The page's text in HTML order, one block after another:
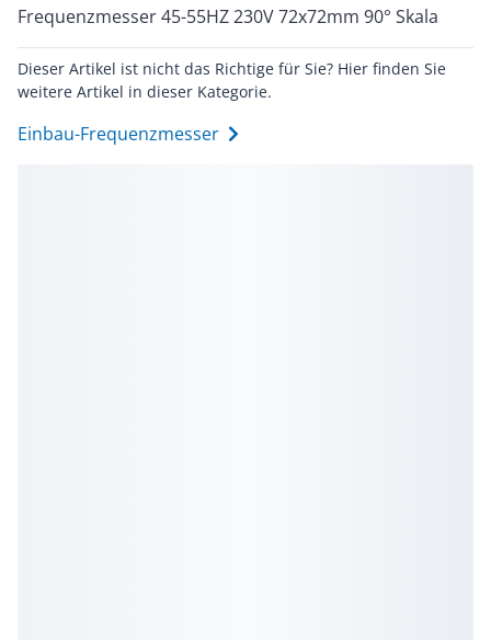
Frequenzmesser 45-55HZ 230V 72x72mm 90° Skala
Dieser Artikel ist nicht das Richtige für Sie? Hier finden Sie
weitere Artikel in dieser Kategorie.
Einbau-Frequenzmesser